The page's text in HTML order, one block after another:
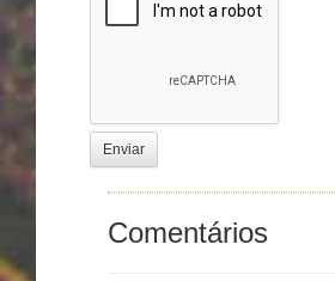
Enviar
Comentários